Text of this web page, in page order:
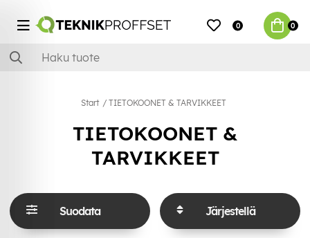
0 0
Start TIETOKOONET & TARVIKKEET
TIETOKOONET &
TARVIKKEET
Suodata Järjestellä